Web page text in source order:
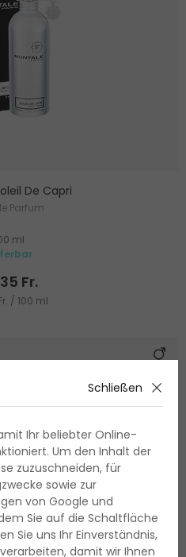
De Capri
Parfum
ml
Fr.
/ 100 ml
Schließen
Ihr beliebter Online-
Um den Inhalt der
zuzuschneiden, für
sowie zur
von Google und
Sie auf die Schaltfläche
Sie uns Ihr Einverständnis,
damit wir Ihnen